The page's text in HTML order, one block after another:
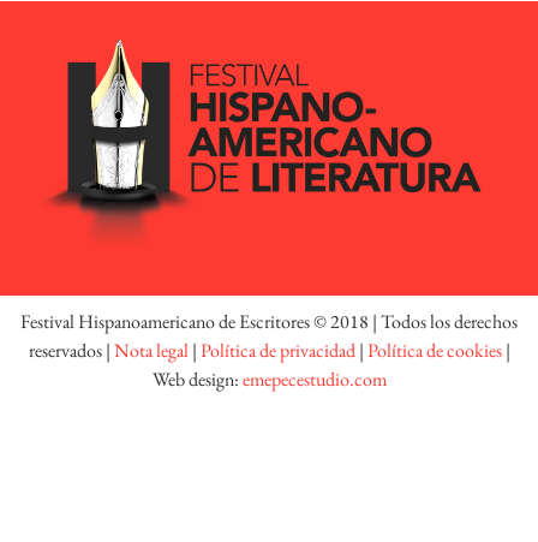
Festival Hispanoamericano de Escritores © 2018 | Todos los derechos
reservados |Nota legal|Política de privacidad|Política de cookies|
Web design:emepecestudio.com